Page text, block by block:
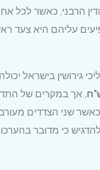
הרבני, כאשר לכל
עליהם היא צעד
גירושין בישראל
, אך במקרים של
כאשר שני הצדדים
כי מדובר